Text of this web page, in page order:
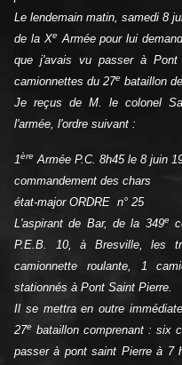
Le lendemain matin, samedi 8
de la XeArmée pour lui
que j'avais vu passer à
camionnettes du 27e bataillon
Je reçus de M. le colonel
l'armée, l'ordre suivant :
1ère Armée P.C. 8h45 le 8 juin
commandement des chars
état-major ORDRE n° 25
L'aspirant de Bar, de la 349e
P.E.B. 10, à Bresville, les
camionnette roulante, 1
stationnés à Pont Saint Pierre.
Il se mettra en outre
27e bataillon comprenant : six
passer à pont saint Pierre à 7